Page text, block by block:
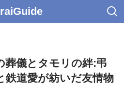
葬儀とタモリの絆:弔
鉄道愛が紡いだ友情物